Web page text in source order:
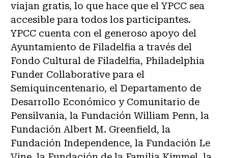
viajan gratis, lo que hace que el YPCC sea
accesible para todos los participantes.
YPCC cuenta con el generoso apoyo del
Ayuntamiento de Filadelfia a través del
Fondo Cultural de Filadelfia, Philadelphia
Funder Collaborative para el
Semiquincentenario, el Departamento de
Desarrollo Económico y Comunitario de
Pensilvania, la Fundación William Penn, la
Fundación Albert M. Greenfield, la
Fundación Independence, la Fundación Le